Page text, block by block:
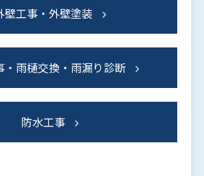
壁工事・外壁塗装
・雨樋交換・雨漏り診断
防水工事